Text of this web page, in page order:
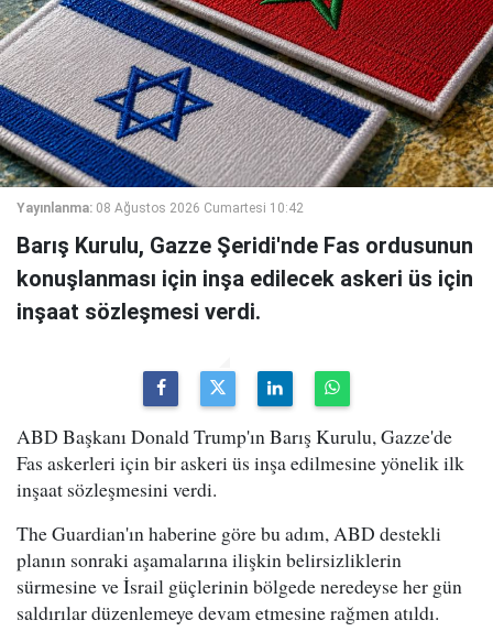
Yayınlanma: 08 Ağustos 2026 Cumartesi 10:42
Barış Kurulu, Gazze Şeridi'nde Fas ordusunun
konuşlanması için inşa edilecek askeri üs için
inşaat sözleşmesi verdi.
ABD Başkanı Donald Trump'ın Barış Kurulu, Gazze'de
Fas askerleri için bir askeri üs inşa edilmesine yönelik ilk
inşaat sözleşmesini verdi.
The Guardian'ın haberine göre bu adım, ABD destekli
planın sonraki aşamalarına ilişkin belirsizliklerin
sürmesine ve İsrail güçlerinin bölgede neredeyse her gün
saldırılar düzenlemeye devam etmesine rağmen atıldı.